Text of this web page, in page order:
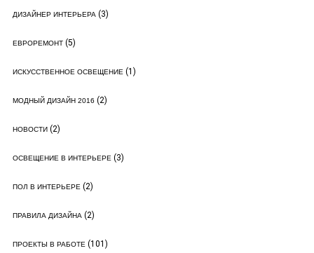
ДИЗАЙНЕР ИНТЕРЬЕРА(3)
ЕВРОРЕМОНТ(5)
ИСКУССТВЕННОЕ ОСВЕЩЕНИЕ(1)
МОДНЫЙ ДИЗАЙН 2016 (2)
НОВОСТИ(2)
ОСВЕЩЕНИЕ В ИНТЕРЬЕРЕ(3)
ПОЛ В ИНТЕРЬЕРЕ(2)
ПРАВИЛА ДИЗАЙНА(2)
ПРОЕКТЫ В РАБОТЕ(101)